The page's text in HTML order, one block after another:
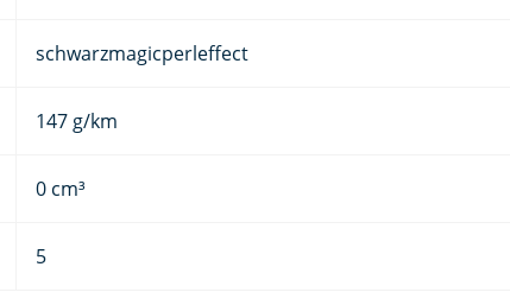
schwarzmagicperleffect
147 g/km
0 cm³
5